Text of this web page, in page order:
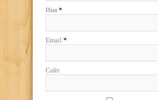
Имя *
Email *
Сайт